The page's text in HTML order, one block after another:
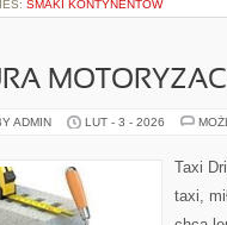
SMAKI KONTYNENTÓW
ADMIN LUT - 3 - 2026
Taxi
taxi,